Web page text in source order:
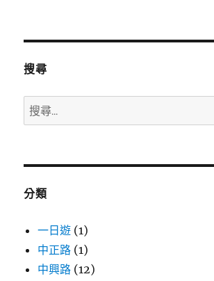
袋
攻
11、
搜尋
搜
尋
鍵
分類
一日遊 (1)
中正路 (1)
中興路 (12)